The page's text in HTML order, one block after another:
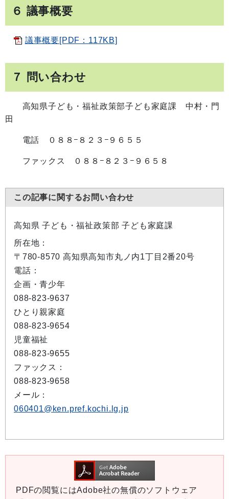
６ 議事概要
議事概要[PDF：117KB]
７ 問い合わせ
高知県子ども・福祉政策部子ども家庭課 中村・門
田
電話 ０８８−８２３−９６５５
ファックス ０８８−８２３−９６５８
この記事に関するお問い合わせ
高知県 子ども・福祉政策部 子ども家庭課
所在地：
〒780-8570 高知県高知市丸ノ内1丁目2番20号
電話：
企画・青少年
088-823-9637
ひとり親家庭
088-823-9654
児童福祉
088-823-9655
ファックス：
088-823-9658
メール：
060401@ken.pref.kochi.lg.jp
PDFの閲覧にはAdobe社の無償のソフトウェア